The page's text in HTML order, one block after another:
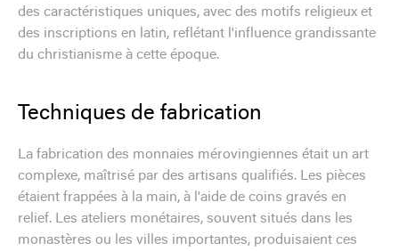
des caractéristiques uniques, avec des motifs religieux et
des inscriptions en latin, reflétant l'influence grandissante
du christianisme à cette époque.
Techniques de fabrication
La fabrication des monnaies mérovingiennes était un art
complexe, maîtrisé par des artisans qualifiés. Les pièces
étaient frappées à la main, à l'aide de coins gravés en
relief. Les ateliers monétaires, souvent situés dans les
monastères ou les villes importantes, produisaient ces